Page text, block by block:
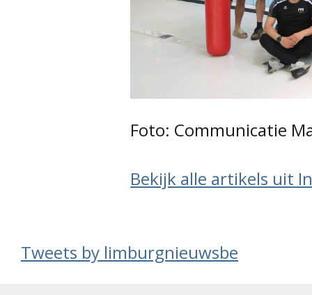
Foto: Communicatie
Bekijk alle artikels uit
Tweets by limburgnieuwsbe